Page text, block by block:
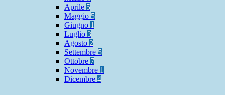
Aprile 5
Maggio 5
Giugno 1
Luglio 3
Agosto 2
Settembre 5
Ottobre 7
Novembre 1
Dicembre 4